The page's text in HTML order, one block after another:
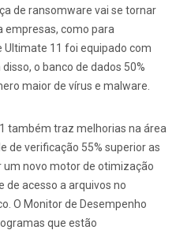
de ransomware vai se tornar
empresas, como para
Ultimate 11 foi equipado com
o banco de dados 50%
maior de vírus e malware.
também traz melhorias na área
de verificação 55% superior as
novo motor de otimização
de acesso a arquivos no
O Monitor de Desempenho
que estão